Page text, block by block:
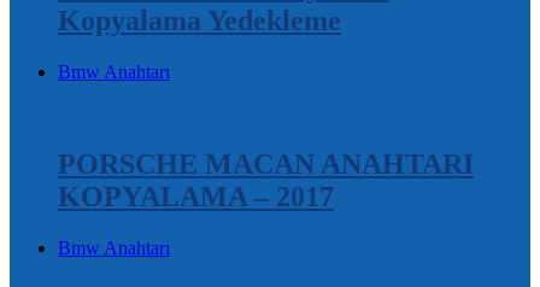
Kopyalama Yedekleme
Bmw Anahtarı
PORSCHE MACAN ANAHTARI
KOPYALAMA – 2017
Bmw Anahtarı